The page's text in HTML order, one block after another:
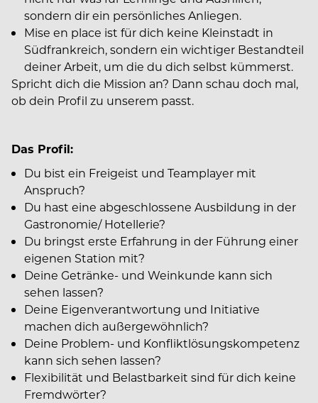
sondern dir ein persönliches Anliegen.
Mise en place ist für dich keine Kleinstadt in
Südfrankreich, sondern ein wichtiger Bestandteil
deiner Arbeit, um die du dich selbst kümmerst.
Spricht dich die Mission an? Dann schau doch mal,
ob dein Profil zu unserem passt.
Das Profil:
Du bist ein Freigeist und Teamplayer mit
Anspruch?
Du hast eine abgeschlossene Ausbildung in der
Gastronomie/ Hotellerie?
Du bringst erste Erfahrung in der Führung einer
eigenen Station mit?
Deine Getränke- und Weinkunde kann sich
sehen lassen?
Deine Eigenverantwortung und Initiative
machen dich außergewöhnlich?
Deine Problem- und Konfliktlösungskompetenz
kann sich sehen lassen?
Flexibilität und Belastbarkeit sind für dich keine
Fremdwörter?